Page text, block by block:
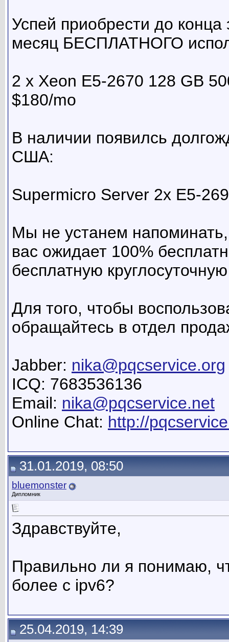
Успей приобрести до
месяц БЕСПЛАТНОГО
2 x Xeon E5-2670 128 GB
$180/mo
В наличии появилсь
США:
Supermicro Server 2x E5-
Мы не устанем
вас ожидает 100%
бесплатную
Для того, чтобы
обращайтесь в отдел
Jabber: nika@pqcservice.org
ICQ: 7683536136
Email: nika@pqcservice.net
Online Chat: http://
31.01.2019, 08:50
bluemonster
Дипломник
Здравствуйте,
Правильно ли я понимаю,
более с ipv6?
25.04.2019, 14:39